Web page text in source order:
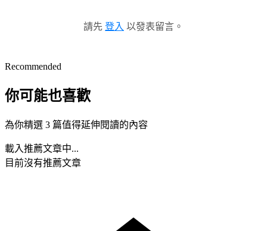
請先 登入 以發表留言。
Recommended
你可能也喜歡
為你精選 3 篇值得延伸閱讀的內容
載入推薦文章中...
目前沒有推薦文章